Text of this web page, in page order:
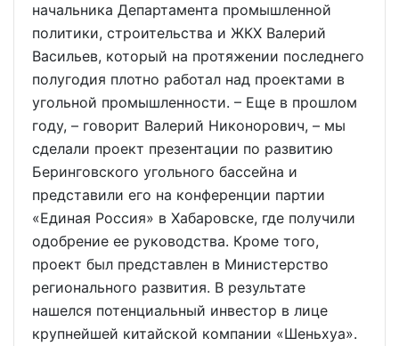
начальника Департамента промышленной
политики, строительства и ЖКХ Валерий
Васильев, который на протяжении последнего
полугодия плотно работал над проектами в
угольной промышленности. – Еще в прошлом
году, – говорит Валерий Никонорович, – мы
сделали проект презентации по развитию
Беринговского угольного бассейна и
представили его на конференции партии
«Единая Россия» в Хабаровске, где получили
одобрение ее руководства. Кроме того,
проект был представлен в Министерство
регионального развития. В результате
нашелся потенциальный инвестор в лице
крупнейшей китайской компании «Шеньхуа».